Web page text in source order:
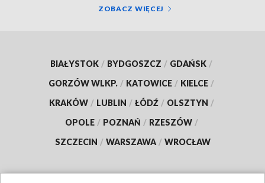
ZOBACZ WIĘCEJ
BIAŁYSTOK / BYDGOSZCZ / GDAŃSK /
GORZÓW WLKP. / KATOWICE / KIELCE /
KRAKÓW / LUBLIN / ŁÓDŹ / OLSZTYN /
OPOLE / POZNAŃ / RZESZÓW /
SZCZECIN / WARSZAWA / WROCŁAW